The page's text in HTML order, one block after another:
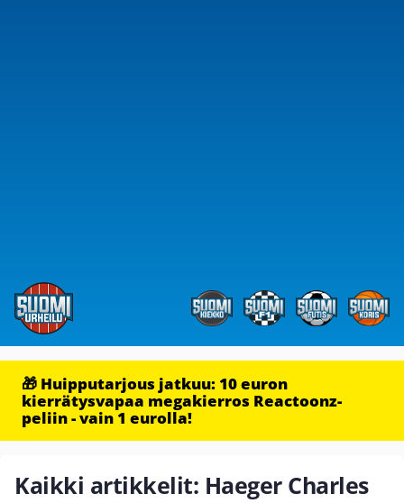
🎁 Huipputarjous jatkuu: 10 euron
kierrätysvapaa megakierros Reactoonz-
peliin - vain 1 eurolla!
Kaikki artikkelit: Haeger Charles